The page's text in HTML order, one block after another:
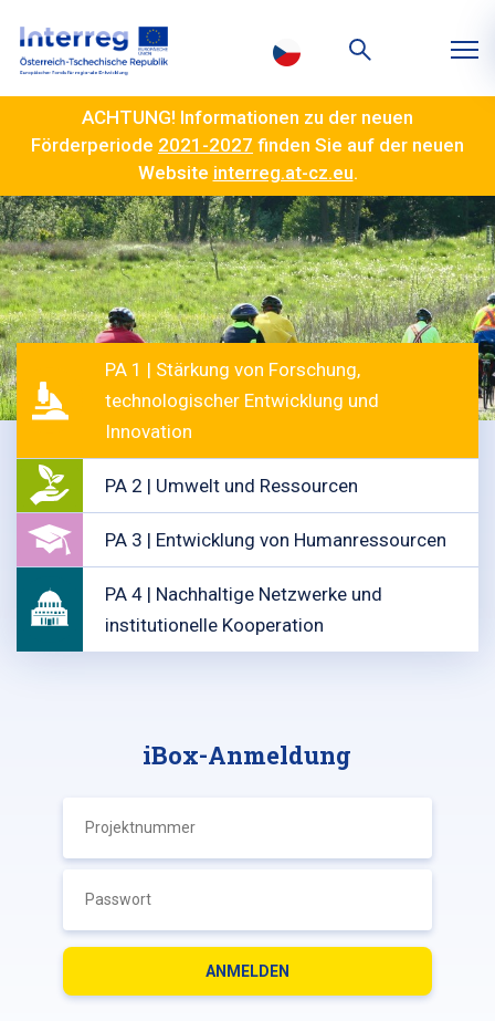
ACHTUNG! Informationen zu der neuen
Förderperiode 2021-2027 finden Sie auf der neuen
Website interreg.at-cz.eu.
PA 1 | Stärkung von Forschung,
technologischer Entwicklung und
Innovation
PA 2 | Umwelt und Ressourcen
PA 3 | Entwicklung von Humanressourcen
PA 4 | Nachhaltige Netzwerke und
institutionelle Kooperation
iBox-Anmeldung